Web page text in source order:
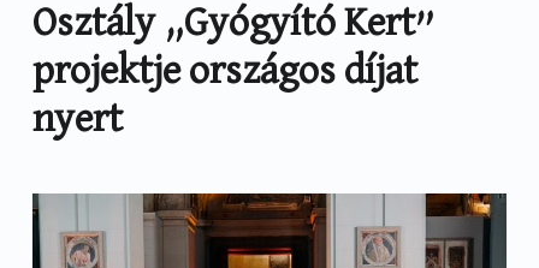
Osztály „Gyógyító Kert”
projektje országos díjat
nyert